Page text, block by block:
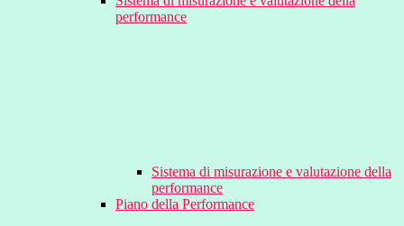
performance
Sistema di misurazione e valutazione della
performance
Piano della Performance